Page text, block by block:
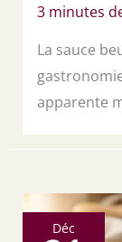
3 minutes
La sauce
apparente
Déc